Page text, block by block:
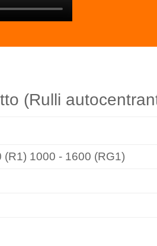
(Rulli
(R1) 1000 - 1600 (RG1)